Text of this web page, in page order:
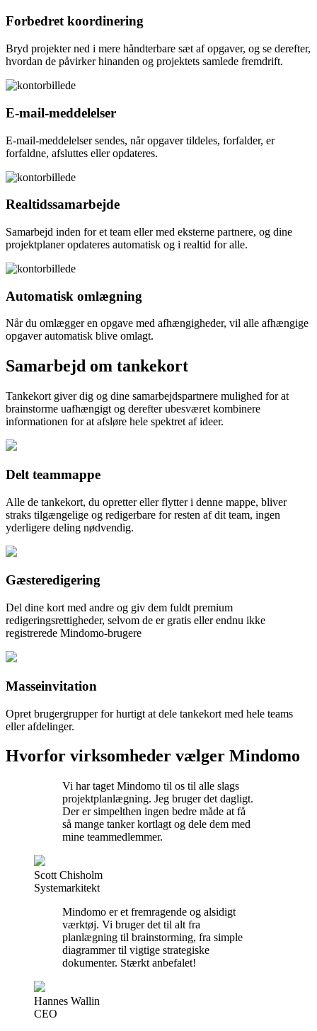
Forbedret koordinering
Bryd projekter ned i mere håndterbare sæt af opgaver, og se derefter,
hvordan de påvirker hinanden og projektets samlede fremdrift.
E-mail-meddelelser
E-mail-meddelelser sendes, når opgaver tildeles, forfalder, er
forfaldne, afsluttes eller opdateres.
Realtidssamarbejde
Samarbejd inden for et team eller med eksterne partnere, og dine
projektplaner opdateres automatisk og i realtid for alle.
Automatisk omlægning
Når du omlægger en opgave med afhængigheder, vil alle afhængige
opgaver automatisk blive omlagt.
Samarbejd om tankekort
Tankekort giver dig og dine samarbejdspartnere mulighed for at
brainstorme uafhængigt og derefter ubesværet kombinere
informationen for at afsløre hele spektret af ideer.
Delt teammappe
Alle de tankekort, du opretter eller flytter i denne mappe, bliver
straks tilgængelige og redigerbare for resten af dit team, ingen
yderligere deling nødvendig.
Gæsteredigering
Del dine kort med andre og giv dem fuldt premium
redigeringsrettigheder, selvom de er gratis eller endnu ikke
registrerede Mindomo-brugere
Masseinvitation
Opret brugergrupper for hurtigt at dele tankekort med hele teams
eller afdelinger.
Hvorfor virksomheder vælger Mindomo
Vi har taget Mindomo til os til alle slags
projektplanlægning. Jeg bruger det dagligt.
Der er simpelthen ingen bedre måde at få
så mange tanker kortlagt og dele dem med
mine teammedlemmer.
Scott Chisholm
Systemarkitekt
Mindomo er et fremragende og alsidigt
værktøj. Vi bruger det til alt fra
planlægning til brainstorming, fra simple
diagrammer til vigtige strategiske
dokumenter. Stærkt anbefalet!
Hannes Wallin
CEO